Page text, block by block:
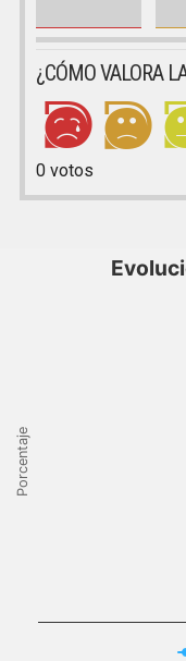
¿CÓMO VALORA
0votos
Porcentaje